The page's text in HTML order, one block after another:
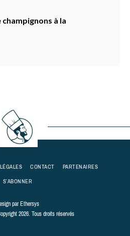
à la
CONTACT
PARTENAIRES
S’ABONNER
parEthersys
2026. Tous droits réservés